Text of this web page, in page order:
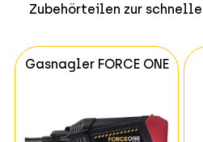
Zubehörteilen zur
Gasnagler FORCE ONE